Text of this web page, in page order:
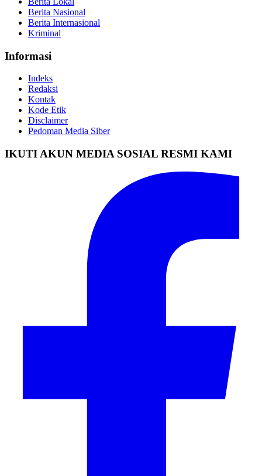
Berita Nasional
Berita Internasional
Kriminal
Informasi
Indeks
Redaksi
Kontak
Kode Etik
Disclaimer
Pedoman Media Siber
IKUTI AKUN MEDIA SOSIAL RESMI KAMI